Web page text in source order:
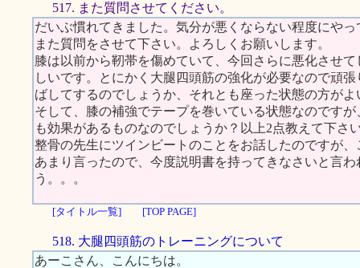
517. また質問させてください。
だいぶ慣れてきました。気分が悪くならない程度にやっ
また質問をさせて下さい。よろしくお願いします。
膝は以前から靭帯を傷めていて、今回さらに悪化させ
しいです。とにかく大腿四頭筋の強化が必要なので頑
ばしてするのでしょうか、それとも座った状態の方が
そして、膝の補強でテープを巻いている状態なのです
も効果があるものなのでしょうか？以上2点教えて下さ
整骨の先生にツインビートのことをお話したのですが
あまり言ったので、今度説明書を持ってきなさいと言
う。。。
[タイトル一覧] [TOP PAGE]
518. 大腿四頭筋のトレーニングについて
あーこさん、こんにちは。